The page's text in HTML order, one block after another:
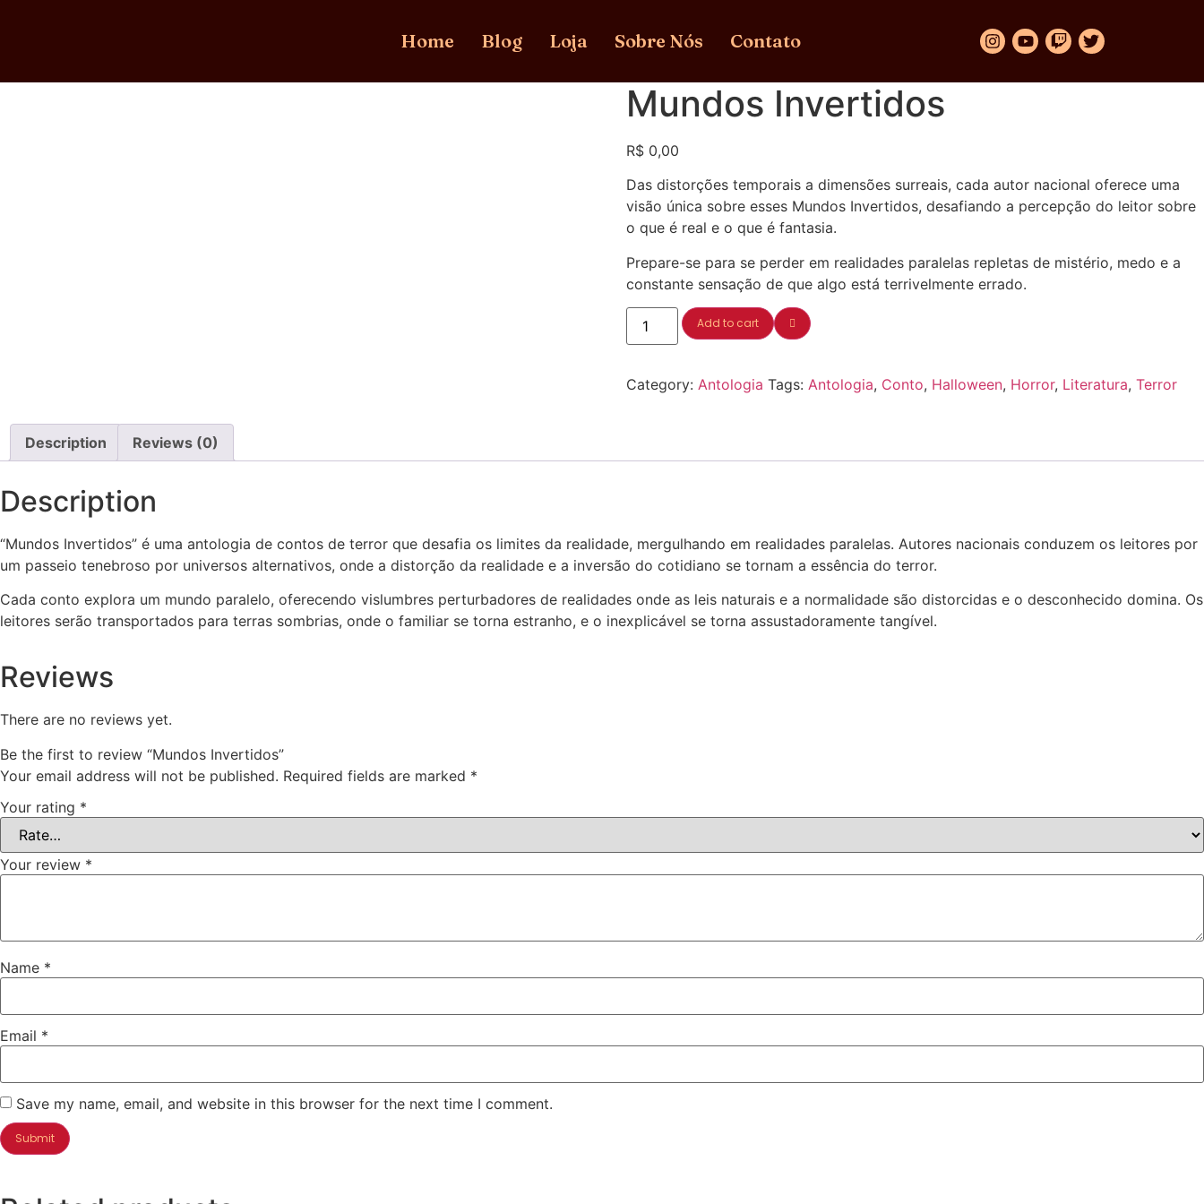
Home Blog Loja Sobre Nós Contato
Mundos Invertidos
R$0,00
Das distorções temporais a dimensões surreais, cada autor nacional oferece uma
visão única sobre esses Mundos Invertidos, desafiando a percepção do leitor sobre
o que é real e o que é fantasia.
Prepare-se para se perder em realidades paralelas repletas de mistério, medo e a
constante sensação de que algo está terrivelmente errado.
Add to cart
Category: Antologia Tags: Antologia, Conto, Halloween, Horror, Literatura, Terror
Description Reviews (0)
Description
“Mundos Invertidos” é uma antologia de contos de terror que desafia os limites da realidade, mergulhando em realidades paralelas. Autores nacionais conduzem os leitores por
um passeio tenebroso por universos alternativos, onde a distorção da realidade e a inversão do cotidiano se tornam a essência do terror.
Cada conto explora um mundo paralelo, oferecendo vislumbres perturbadores de realidades onde as leis naturais e a normalidade são distorcidas e o desconhecido domina. Os
leitores serão transportados para terras sombrias, onde o familiar se torna estranho, e o inexplicável se torna assustadoramente tangível.
Reviews
There are no reviews yet.
Be the first to review “Mundos Invertidos”
Your email address will not be published. Required fields are marked *
Your rating *
Your review *
Name *
Email *
Save my name, email, and website in this browser for the next time I comment.